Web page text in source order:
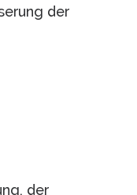
der
der